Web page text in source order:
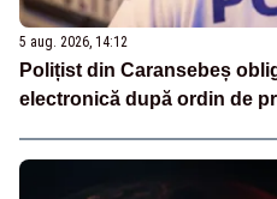
5 aug. 2026, 14:12
Polițist din Caransebeș
electronică după ordin de